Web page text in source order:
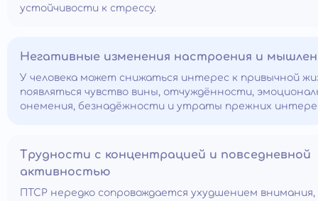
устойчивости к стрессу.
Негативные изменения настроения и
У человека может снижаться интерес к привычной
появляться чувство вины, отчуждённости,
онемения, безнадёжности и утраты прежних
Трудности с концентрацией и повседневной
активностью
ПТСР нередко сопровождается ухудшением внимания,